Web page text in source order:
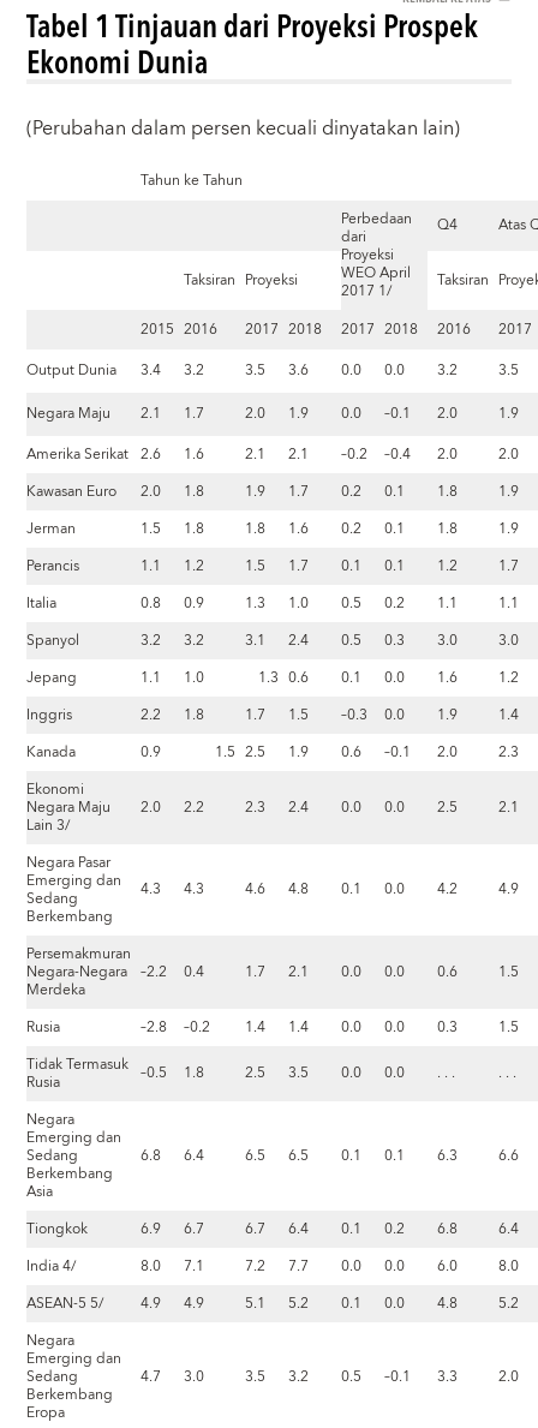
Tabel 1 Tinjauan dari Proyeksi Prospek
Ekonomi Dunia
(Perubahan dalam persen kecuali dinyatakan lain)
Tahun ke Tahun
Perbedaan
dari
Proyeksi
WEO April
2017 1/
Q4 Atas
Taksiran Proyeksi Taksiran
2015 2016 2017 2018 2017 2018 2016
2017
Output Dunia
3.4 3.2 3.5 3.6 0.0 0.0 3.2
3.5
Negara Maju
2.1 1.7 2.0 1.9 0.0 –0.1 2.0
1.9
Amerika Serikat 2.6 1.6 2.1 2.1 –0.2 –0.4 2.0
2.0
Kawasan Euro
2.0 1.8 1.9 1.7 0.2 0.1 1.8
1.9
Jerman
1.5 1.8 1.8 1.6 0.2 0.1 1.8
1.9
Perancis
1.1 1.2 1.5 1.7 0.1 0.1 1.2
1.7
Italia
0.8 0.9 1.3 1.0 0.5 0.2 1.1
1.1
Spanyol
3.2 3.2 3.1 2.4 0.5 0.3 3.0
3.0
Jepang
1.1 1.0 1.3 0.6 0.1 0.0 1.6
1.2
Inggris
2.2 1.8 1.7 1.5 –0.3 0.0 1.9
1.4
Kanada
0.9 1.5 2.5 1.9 0.6 –0.1 2.0
2.3
Ekonomi
Negara Maju
Lain 3/
2.0 2.2 2.3 2.4 0.0 0.0 2.5 2.1
Negara Pasar
Emerging dan
Sedang
Berkembang
4.3 4.3 4.6 4.8 0.1 0.0 4.2 4.9
Persemakmuran
Negara-Negara
Merdeka
–2.2 0.4 1.7 2.1 0.0 0.0 0.6 1.5
Rusia –2.8 –0.2 1.4 1.4 0.0 0.0 0.3
1.5
Tidak Termasuk
Rusia –0.5 1.8 2.5 3.5 0.0 0.0 . . .
. . .
Negara
Emerging dan
Sedang
Berkembang
Asia
6.8 6.4 6.5 6.5 0.1 0.1 6.3 6.6
Tiongkok 6.9 6.7 6.7 6.4 0.1 0.2 6.8
6.4
India 4/
8.0 7.1 7.2 7.7 0.0 0.0 6.0
8.0
ASEAN-5 5/
4.9 4.9 5.1 5.2 0.1 0.0 4.8
5.2
Negara
Emerging dan
Sedang
Berkembang
Eropa
4.7 3.0 3.5 3.2 0.5 –0.1 3.3 2.0